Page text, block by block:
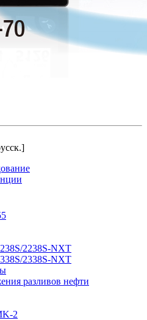
2238S-NXT
2338S-NXT
разливов нефти
2